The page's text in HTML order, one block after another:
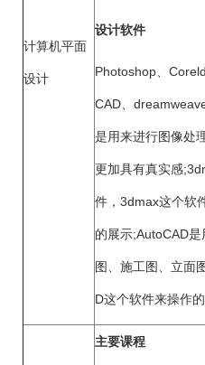
计算机平面
设计
设计软件
Photoshop、
CAD、
是用来进行图像处
更加具有真实感
件，3dmax这个软
的展示;AutoCAD
图、施工图、立面
D这个软件来操作的
主要课程